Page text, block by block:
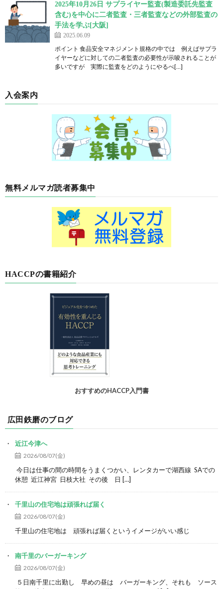
2025年10月26日 サプライヤー監査(製造委託先監査
含む)を中心に二者監査・三者監査などの外部監査の
手法を学ぶ[大阪]
2025.06.09
ポイント 食品安全マネジメント規格の中では 例えばサプラ
イヤーなどに対しての二者監査の必要性が示唆されることが
多いですが 実際に監査をどのようにやるべ[…]
入会案内
無料メルマガ読者募集中
HACCPの書籍紹介
おすすめのHACCP入門書
広田鉄磨のブログ
近江今津へ
2026/08/07(金)
今日は仕事の間の時間をうまくつかい、レンタカーで湖西線 SAでの
休憩 近江神宮 日枝大社 その後 日 […]
千里山の住宅地は頑張れば届く
2026/08/07(金)
千里山の住宅地は 頑張れば届くというイメージがいい感じ
南千里のバーガーキング
2026/08/07(金)
５日南千里に出勤し 早めの昼は バーガーキング、それも ソース